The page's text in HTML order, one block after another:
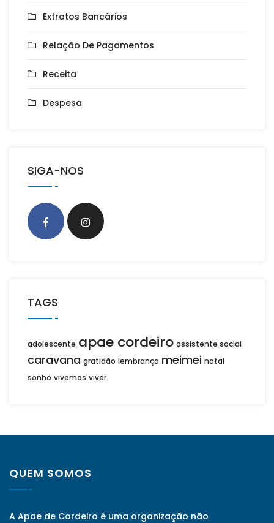
Extratos Bancários
Relação De Pagamentos
Receita
Despesa
SIGA-NOS
TAGS
adolescente apae cordeiro assistente social
caravana gratidão lembrança meimei natal
sonho vivemos viver
QUEM SOMOS
A Apae de Cordeiro é uma organização não